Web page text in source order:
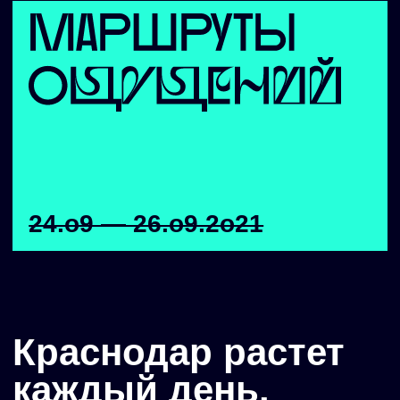
Мы создали и развиваем проект,
объединяющий искусство и современные
технологии для того, чтобы рассказать
жителям больше об их городе
и атмосферных
местах